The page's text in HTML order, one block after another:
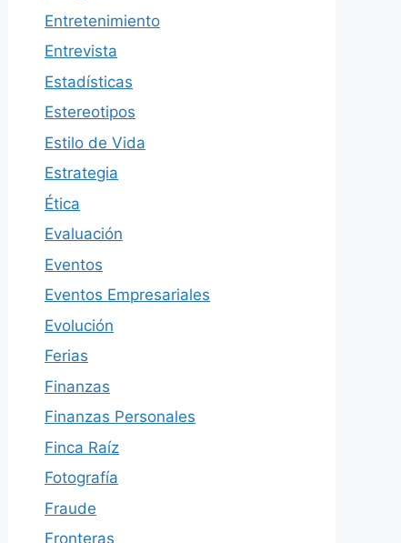
Entretenimiento
Entrevista
Estadísticas
Estereotipos
Estilo de Vida
Estrategia
Ética
Evaluación
Eventos
Eventos Empresariales
Evolución
Ferias
Finanzas
Finanzas Personales
Finca Raíz
Fotografía
Fraude
Fronteras